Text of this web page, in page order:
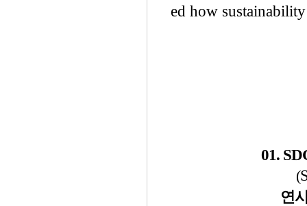
ed how
01.
(
연